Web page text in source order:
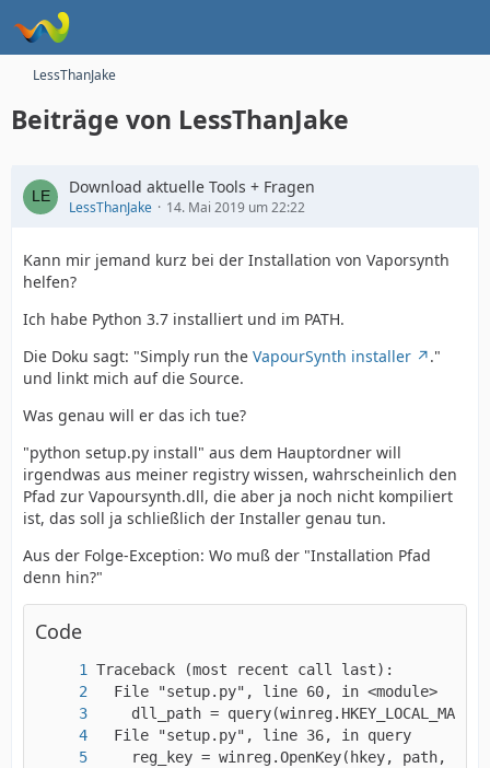
LessThanJake
Beiträge von LessThanJake
Download aktuelle Tools + Fragen
LessThanJake 14. Mai 2019 um 22:22
Kann mir jemand kurz bei der Installation von Vaporsynth
helfen?
Ich habe Python 3.7 installiert und im PATH.
Die Doku sagt: "Simply run the VapourSynth installer
."
und linkt mich auf die Source.
Was genau will er das ich tue?
"python setup.py install" aus dem Hauptordner will
irgendwas aus meiner registry wissen, wahrscheinlich den
Pfad zur Vapoursynth.dll, die aber ja noch nicht kompiliert
ist, das soll ja schließlich der Installer genau tun.
Aus der Folge-Exception: Wo muß der "Installation Pfad
denn hin?"
Code